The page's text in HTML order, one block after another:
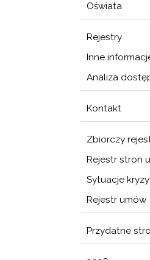
Oświata
Rejestry
Inne
Analiza
Kontakt
Zbiorczy
Rejestr stron
Sytuacje
Rejestr umów
Przydatne